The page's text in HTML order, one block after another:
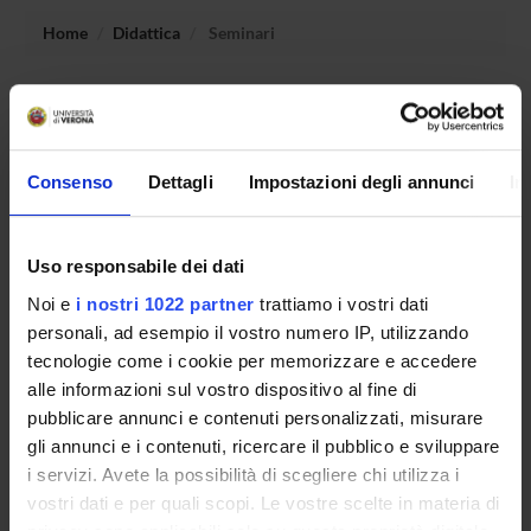
Consenso Dettagli Impostazioni degli annunci
Uso responsabile dei dati
Noi e i nostri 1022 partner trattiamo i vostri dati
personali, ad esempio il vostro numero IP, utilizzando
tecnologie come i cookie per memorizzare e accedere
alle informazioni sul vostro dispositivo al fine di
pubblicare annunci e contenuti personalizzati, misurare
gli annunci e i contenuti, ricercare il pubblico e sviluppare
i servizi. Avete la possibilità di scegliere chi utilizza i
vostri dati e per quali scopi. Le vostre scelte in materia di
Home Didattica Seminari
Non è stato trovato alcun seminario relativo
all'insegnamento Laboratorio di etica e psicoanalisi.
DOTTORATI, MASTER E FORMAZIONE SUPERIORE
Contatti
Persone
Luoghi
Calendario